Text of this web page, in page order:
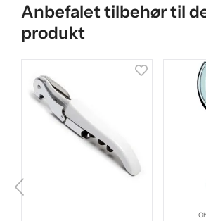
Anbefalet tilbehør til
produkt